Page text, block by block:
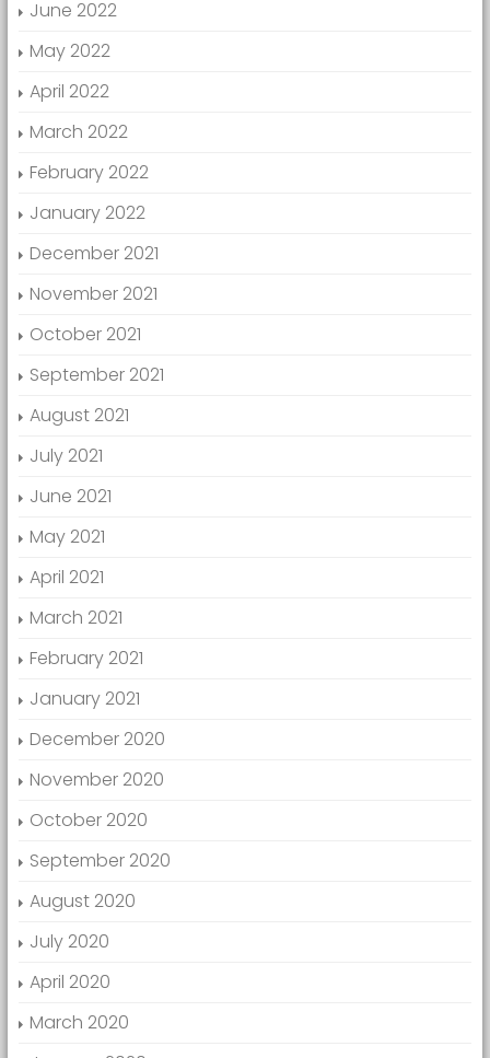
June 2022
May 2022
April 2022
March 2022
February 2022
January 2022
December 2021
November 2021
October 2021
September 2021
August 2021
July 2021
June 2021
May 2021
April 2021
March 2021
February 2021
January 2021
December 2020
November 2020
October 2020
September 2020
August 2020
July 2020
April 2020
March 2020